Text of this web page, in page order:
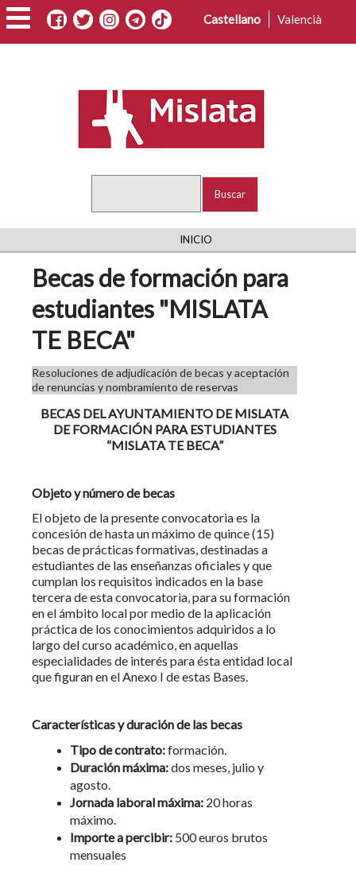
Pasar
al
contenido
Castellano Valencià
RUTA
DE
NAVEGACIÓN
INICIO
Becas de formación para
estudiantes "MISLATA
TE BECA"
Resoluciones de adjudicación de becas y aceptación
de renuncias y nombramiento de reservas
BECAS DEL AYUNTAMIENTO DE MISLATA
DE FORMACIÓN PARA ESTUDIANTES
“MISLATA TE BECA”
Objeto y número de becas
El objeto de la presente convocatoria es la
concesión de hasta un máximo de quince (15)
becas de prácticas formativas, destinadas a
estudiantes de las enseñanzas oficiales y que
cumplan los requisitos indicados en la base
tercera de esta convocatoria, para su formación
en el ámbito local por medio de la aplicación
práctica de los conocimientos adquiridos a lo
largo del curso académico, en aquellas
especialidades de interés para ésta entidad local
que figuran en el Anexo I de estas Bases.
Características y duración de las becas
Tipo de contrato:formación.
Duración máxima:dos meses, julio y
agosto.
Jornada laboral máxima: 20 horas
máximo.
Importe a percibir: 500 euros brutos
mensuales